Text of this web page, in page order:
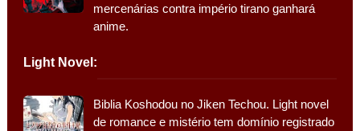
mercenárias contra império tirano ganhará
anime.
Light Novel:
Biblia Koshodou no Jiken Techou. Light novel
de romance e mistério tem domínio registrado